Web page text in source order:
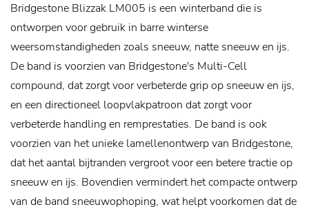
Bridgestone Blizzak LM005 is een winterband die is
ontworpen voor gebruik in barre winterse
weersomstandigheden zoals sneeuw, natte sneeuw en ijs.
De band is voorzien van Bridgestone's Multi-Cell
compound, dat zorgt voor verbeterde grip op sneeuw en ijs,
en een directioneel loopvlakpatroon dat zorgt voor
verbeterde handling en remprestaties. De band is ook
voorzien van het unieke lamellenontwerp van Bridgestone,
dat het aantal bijtranden vergroot voor een betere tractie op
sneeuw en ijs. Bovendien vermindert het compacte ontwerp
van de band sneeuwophoping, wat helpt voorkomen dat de